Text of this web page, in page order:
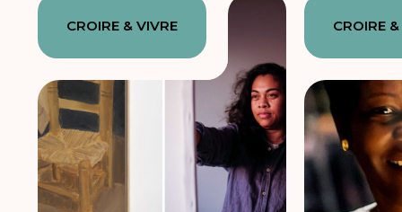
CROIRE & VIVRE CROIRE